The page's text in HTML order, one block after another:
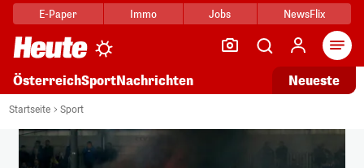
E-Paper Immo Jobs NewsFlix
ÖsterreichSportNachrichten Neueste
Startseite Sport